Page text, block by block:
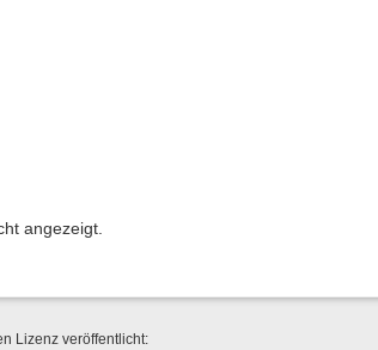
angezeigt.
Lizenz veröffentlicht: